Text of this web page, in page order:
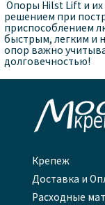
Опоры Hilst Lift и
решением при
приспособлением
быстрым, легким и
опор важно
долговечностью!
Крепеж
Доставка и
Расходные